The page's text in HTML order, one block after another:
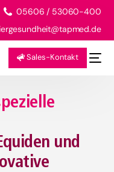
05606 / 53060-400
Sales-Kontakt
und